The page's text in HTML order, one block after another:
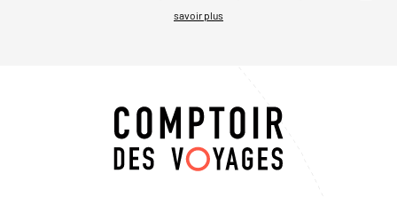
savoir plus